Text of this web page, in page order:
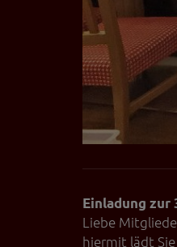
Einladung zur
Liebe
hiermit lädt